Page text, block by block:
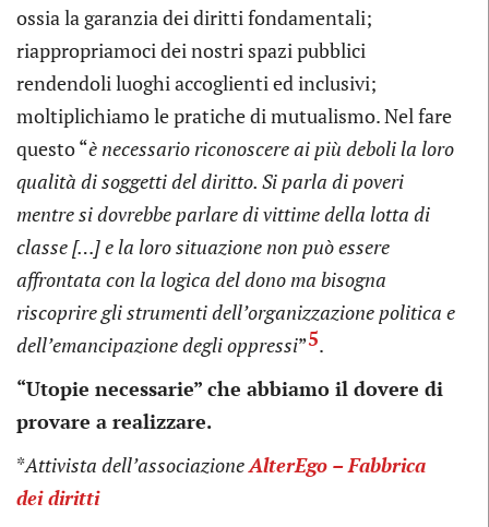
ossia la garanzia dei diritti fondamentali;
riappropriamoci dei nostri spazi pubblici
rendendoli luoghi accoglienti ed inclusivi;
moltiplichiamo le pratiche di mutualismo. Nel fare
questo “è necessario riconoscere ai più deboli la loro
qualità di soggetti del diritto. Si parla di poveri
mentre si dovrebbe parlare di vittime della lotta di
classe […] e la loro situazione non può essere
affrontata con la logica del dono ma bisogna
riscoprire gli strumenti dell’organizzazione politica e
dell’emancipazione degli oppressi”5.
“Utopie necessarie” che abbiamo il dovere di
provare a realizzare.
*Attivista dell’associazioneAlterEgo – Fabbrica
dei diritti